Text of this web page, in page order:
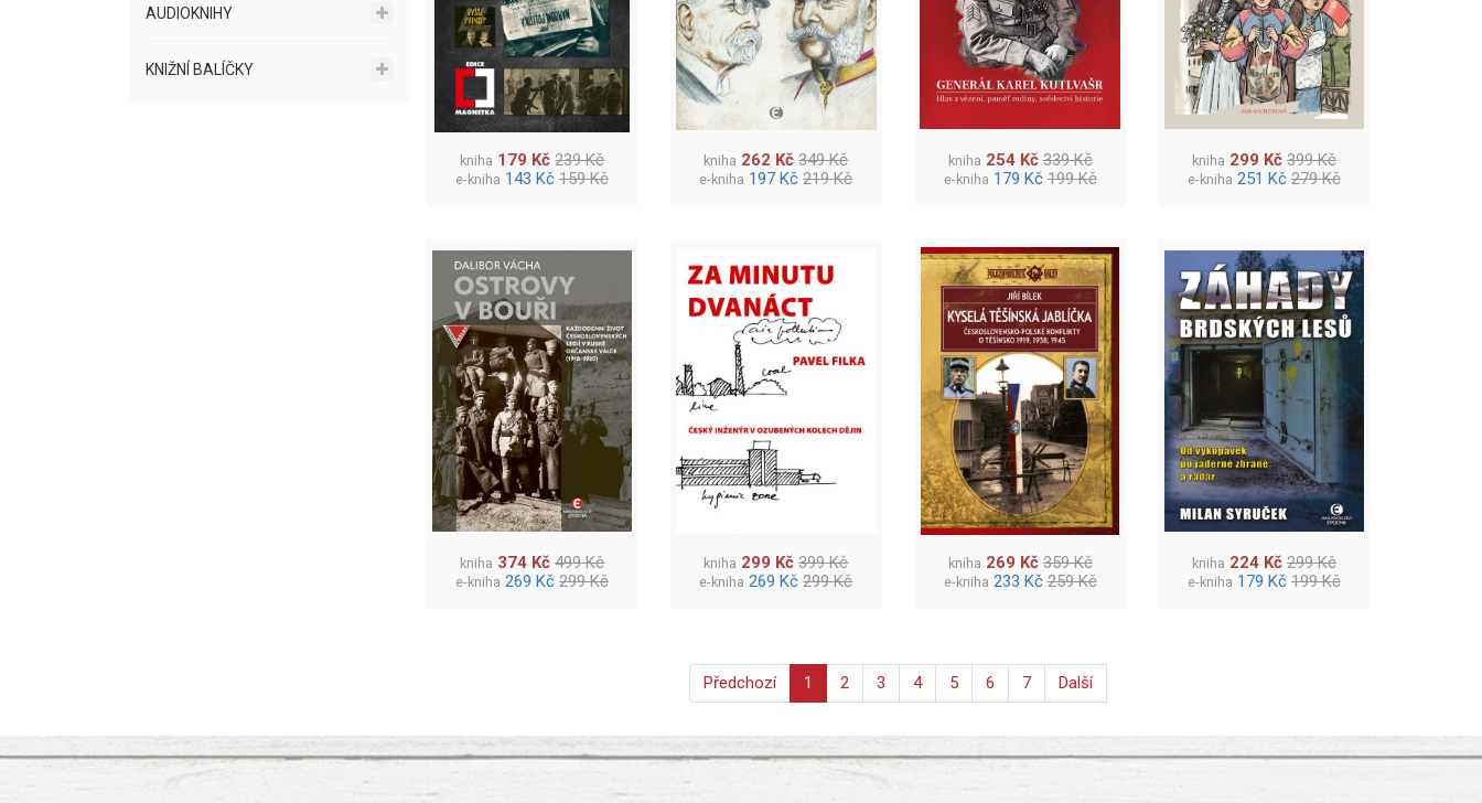
AUDIOKNIHY
KNIŽNÍ BALÍČKY
kniha 179 Kč 239 Kč
e-kniha 143 Kč 159 Kč
kniha 262 Kč 349 Kč
e-kniha 197 Kč 219 Kč
kniha 254 Kč 339 Kč
e-kniha 179 Kč 199 Kč
kniha 299 Kč 399 Kč
e-kniha 251 Kč 279 Kč
kniha 374 Kč 499 Kč
e-kniha 269 Kč 299 Kč
kniha 299 Kč 399 Kč
e-kniha 269 Kč 299 Kč
kniha 269 Kč 359 Kč
e-kniha 233 Kč 259 Kč
kniha 224 Kč 299 Kč
e-kniha 179 Kč 199 Kč
Předchozí 1 2 3 4 5 6 7 Další